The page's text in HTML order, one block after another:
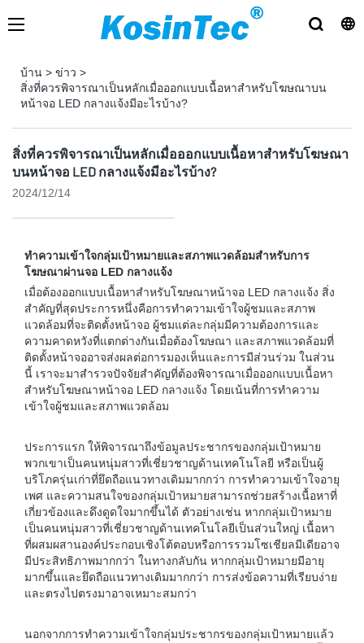
บ้าน > ข่าว >
สิ่งที่ควรพิจารณาเป็นหลักเมื่อออกแบบเนื้อหาสำหรับโฆษณาบน
หน้าจอ LED กลางแจ้งมีอะไรบ้าง?
สิ่งที่ควรพิจารณาเป็นหลักเมื่อออกแบบเนื้อหาสำหรับโฆษณา
บนหน้าจอ LED กลางแจ้งมีอะไรบ้าง?
2024/12/14
ทำความเข้าใจกลุ่มเป้าหมายและสภาพแวดล้อมสำหรับการ
โฆษณาผ่านจอ LED กลางแจ้ง
เมื่อต้องออกแบบเนื้อหาสำหรับโฆษณาหน้าจอ LED กลางแจ้ง สิ่ง
สำคัญที่สุดประการหนึ่งคือการทำความเข้าใจผู้ชมและสภาพ
แวดล้อมที่จะติดตั้งหน้าจอ ผู้ชมแต่ละกลุ่มมีความต้องการและ
ความคาดหวังที่แตกต่างกันเมื่อต้องโฆษณา และสภาพแวดล้อมที่
ติดตั้งหน้าจออาจส่งผลต่อการมองเห็นและการมีส่วนร่วม ในส่วน
นี้ เราจะมาสำรวจปัจจัยสำคัญที่ต้องพิจารณาเมื่อออกแบบเนื้อหา
สำหรับโฆษณาหน้าจอ LED กลางแจ้ง โดยเน้นที่การทำความ
เข้าใจผู้ชมและสภาพแวดล้อม
ประการแรก ให้พิจารณาถึงข้อมูลประชากรของกลุ่มเป้าหมาย
พวกเขาเป็นคนหนุ่มสาวที่เชี่ยวชาญด้านเทคโนโลยี หรือเป็นผู้
บริโภครุ่นเก่าที่ยึดถือแนวทางเดิมมากกว่า การทำความเข้าใจอายุ
เพศ และความสนใจของกลุ่มเป้าหมายสามารถช่วยสร้างเนื้อหาที่
เกี่ยวข้องและดึงดูดใจมากขึ้นได้ ตัวอย่างเช่น หากกลุ่มเป้าหมาย
เป็นคนหนุ่มสาวที่เชี่ยวชาญด้านเทคโนโลยีเป็นส่วนใหญ่ เนื้อหา
ที่ผสมผสานองค์ประกอบเชิงโต้ตอบหรือการรวมโซเชียลมีเดียอาจ
มีประสิทธิภาพมากกว่า ในทางกลับกัน หากกลุ่มเป้าหมายมีอายุ
มากขึ้นและยึดถือแนวทางเดิมมากกว่า การส่งข้อความที่เรียบง่าย
และตรงไปตรงมาอาจเหมาะสมกว่า
นอกจากการทำความเข้าใจกลุ่มประชากรของกลุ่มเป้าหมายแล้ว